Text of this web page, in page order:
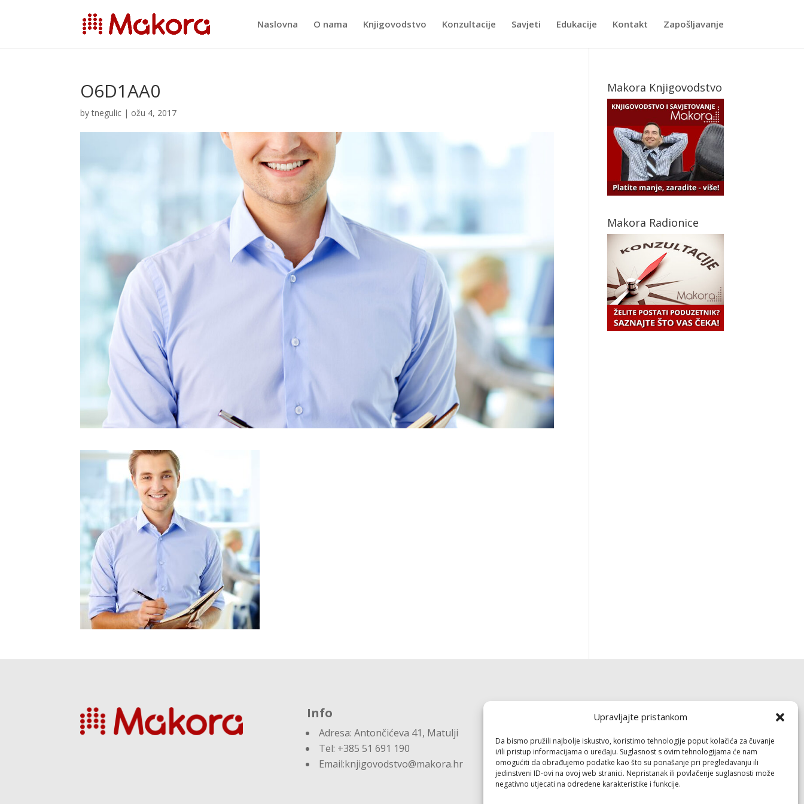
Upravljajte pristankom
Da bismo pružili najbolje iskustvo, koristimo tehnologije poput kolačića za čuvanje
i/ili pristup informacijama o uređaju. Suglasnost s ovim tehnologijama će nam
omogućiti da obrađujemo podatke kao što su ponašanje pri pregledavanju ili
jedinstveni ID-ovi na ovoj web stranici. Nepristanak ili povlačenje suglasnosti može
negativno utjecati na određene karakteristike i funkcije.
Naslovna O nama Knjigovodstvo Konzultacije Savjeti Edukacije Kontakt Zapošljavanje
O6D1AA0
bytnegulic | ožu 4, 2017
Makora Knjigovodstvo
Makora Radionice
Info
Adresa: Antončićeva 41, Matulji
Tel: +385 51 691 190
Email:knjigovodstvo@makora.hr
Dokumenti
Pravila privatnosti
Politika kolačića (EU)
Follow